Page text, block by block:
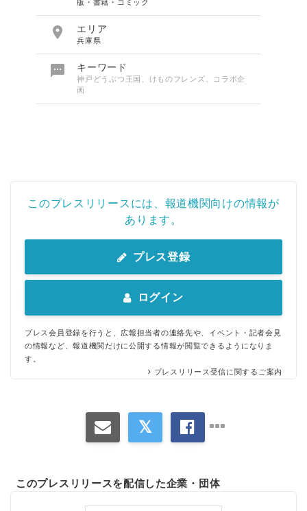
版・書籍・コミック
 エリア
兵庫県
 キーワード
神戸どうぶつ王国、けものフレンズ、コラボ企
画
このプレスリリースには、報道機関向けの情報が
あります。
プレス登録
ログイン
プレス会員登録を行うと、広報担当者の連絡先や、イベント・記者会見
の情報など、報道機関だけに公開する情報が閲覧できるようになりま
す。
プレスリリース受信に関するご案内
このプレスリリースを配信した企業・団体